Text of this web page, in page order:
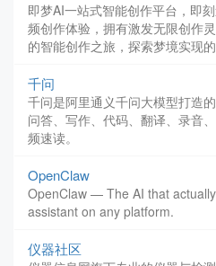
即梦AI一站式智能创作平台，即
频创作体验，拥有激发无限创作
的智能创作之旅，探索梦境实现
千问
千问是阿里通义千问大模型打造
问答、写作、代码、翻译、录音
频速读。
OpenClaw
OpenClaw — The AI that
assistant on any platform.
仪器社区